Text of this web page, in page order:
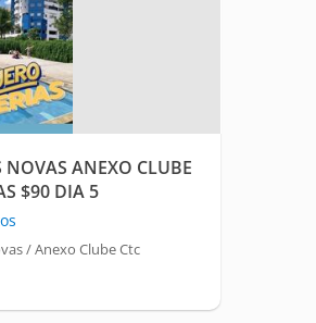
ANEXO CLUBE
$90 DIA 5
/ Anexo Clube Ctc